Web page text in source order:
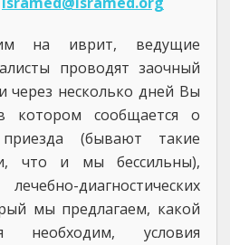
на иврит, ведущие
проводят заочный
через несколько дней Вы
котором сообщается о
приезда (бывают такие
что и мы бессильны),
диагностических
мы предлагаем, какой
необходим, условия